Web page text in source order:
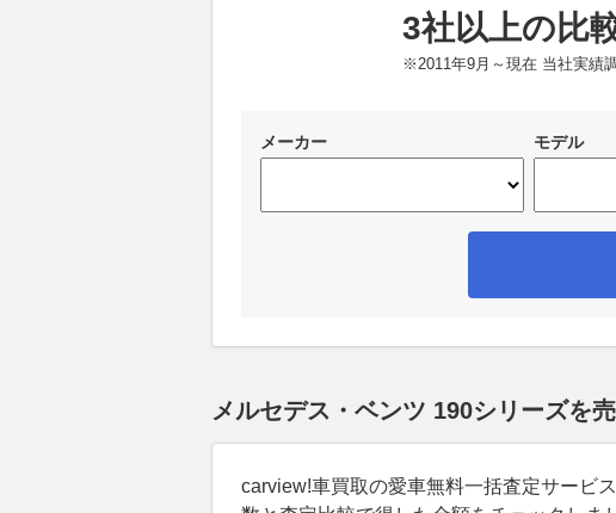
3社以上の比
※2011年9月～現在 当社実績
メーカー モデル
メルセデス・ベンツ 190シリーズを
carview!車買取の愛車無料一括査定サービ